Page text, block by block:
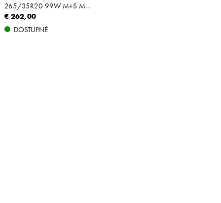
265/35R20 99W M+S MFS NBLK XL
€ 262,00
DOSTUPNÉ